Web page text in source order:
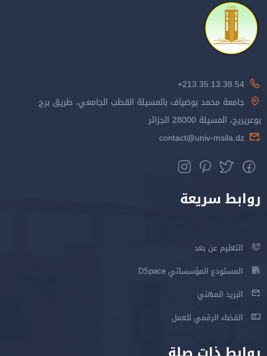
213.35.13.38.54+
جامعة محمد بوضياف بالمسيلة القطب الجامعي، طريق برج
بوعريريج، المسيلة 28000 الجزائر
contact@univ-msila.dz
روابط سريعة
التعليم عن بعد
المستودع المؤسساتي DSpace
البريد المهني
الفضاء الرقمي للعمل